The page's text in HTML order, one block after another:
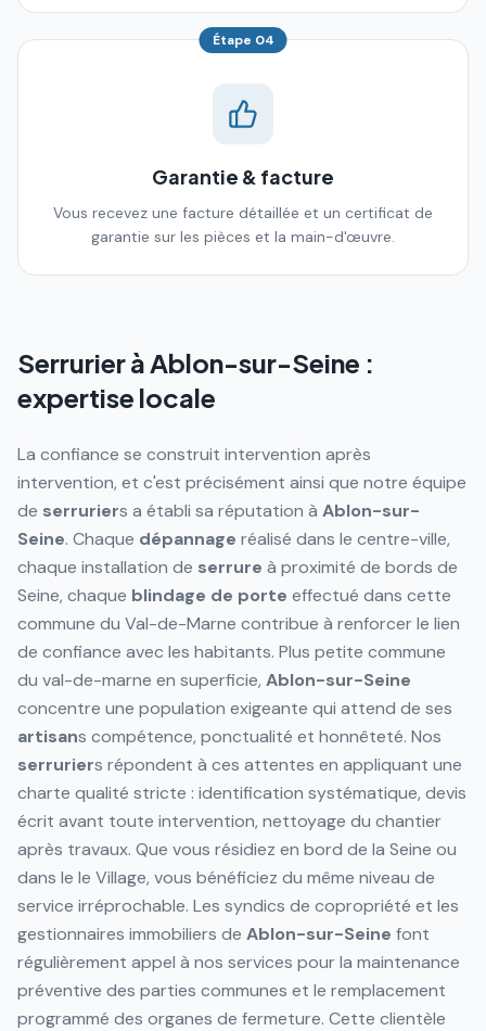
Étape 04
Garantie & facture
Vous recevez une facture détaillée et un certificat de
garantie sur les pièces et la main-d'œuvre.
Serrurier àAblon-sur-Seine :
expertise locale
La confiance se construit intervention après
intervention, et c'est précisément ainsi que notre équipe
de serruriers a établi sa réputation à Ablon-sur-
Seine. Chaque dépannage réalisé dans le centre-ville,
chaque installation de serrure à proximité de bords de
Seine, chaque blindage de porte effectué dans cette
commune du Val-de-Marne contribue à renforcer le lien
de confiance avec les habitants. Plus petite commune
du val-de-marne en superficie, Ablon-sur-Seine
concentre une population exigeante qui attend de ses
artisans compétence, ponctualité et honnêteté. Nos
serruriers répondent à ces attentes en appliquant une
charte qualité stricte : identification systématique, devis
écrit avant toute intervention, nettoyage du chantier
après travaux. Que vous résidiez en bord de la Seine ou
dans le le Village, vous bénéficiez du même niveau de
service irréprochable. Les syndics de copropriété et les
gestionnaires immobiliers de Ablon-sur-Seine font
régulièrement appel à nos services pour la maintenance
préventive des parties communes et le remplacement
programmé des organes de fermeture. Cette clientèle